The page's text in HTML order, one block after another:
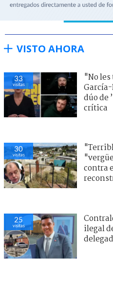
VISTO AHORA
33
visitas
"No
dúo de
crítica
30
visitas
contra
25
visitas
ilegal